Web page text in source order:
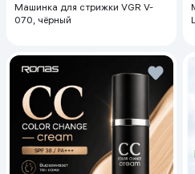
Машинка для стрижки VGR V-
070, чёрный